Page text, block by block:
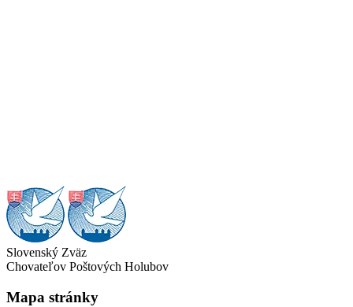
Slovenský Zväz
Chovateľov Poštových Holubov
Mapa stránky